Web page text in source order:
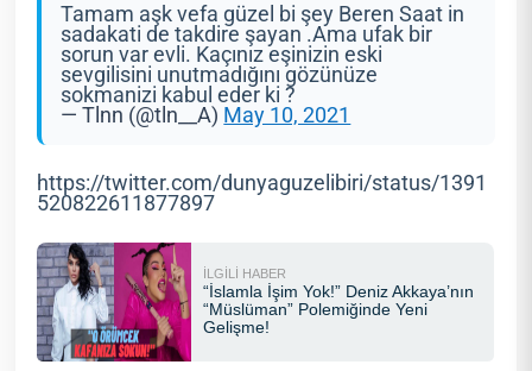
Tamam aşk vefa güzel bi şey Beren Saat in
sadakati de takdire şayan .Ama ufak bir
sorun var evli. Kaçınız eşinizin eski
sevgilisini unutmadığını gözünüze
sokmanizi kabul eder ki ?
— Tlnn (@tln__A) May 10, 2021
https://twitter.com/dunyaguzelibiri/status/1391
520822611877897